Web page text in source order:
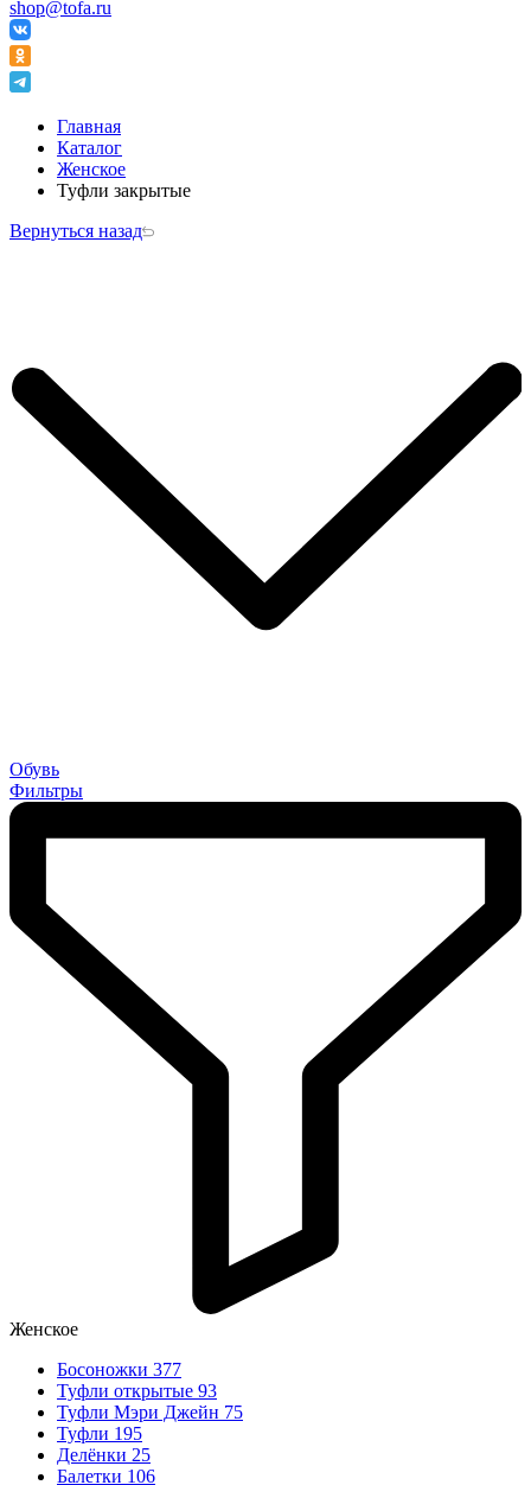
shop@tofa.ru
Главная
Каталог
Женское
Туфли закрытые
Вернуться назад
Обувь
Фильтры
Женское
Босоножки 377
Туфли открытые 93
Туфли Мэри Джейн 75
Туфли 195
Делёнки 25
Балетки 106